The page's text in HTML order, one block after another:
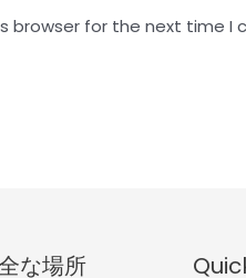
browser for the next time I
な場所